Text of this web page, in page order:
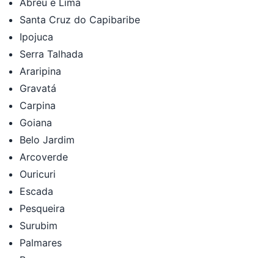
Santa Cruz do Capibaribe
Ipojuca
Serra Talhada
Araripina
Gravatá
Carpina
Goiana
Belo Jardim
Arcoverde
Ouricuri
Escada
Pesqueira
Surubim
Palmares